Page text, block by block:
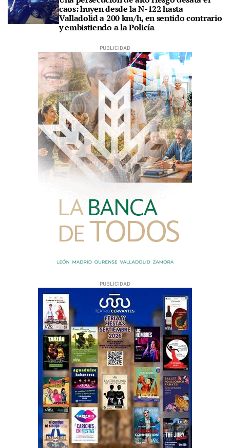
caos: huyen desde la N-122 hasta
Valladolid a 200 km/h, en sentido contrario
y embistiendo a la Policía